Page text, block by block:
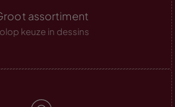
assortiment
keuze in dessins